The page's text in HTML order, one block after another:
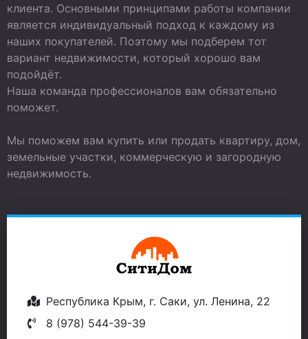
клиента. Основными принципами работы компании
является индивидуальный подход к каждому из
наших покупателей. Поэтому мы подберем тот
вариант недвижимости, который хорошо вам
подойдёт.
Наша команда профессионалов вам обязательно
поможет.
Мы поможем вам купить или продать квартиру, дом,
земельные участки, коммерческую и загородную
недвижимость.
Республика Крым, г. Саки, ул. Ленина, 22
8 (978) 544-39-39